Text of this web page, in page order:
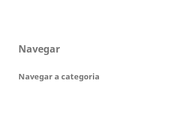
Navegar
Navegar a categoria